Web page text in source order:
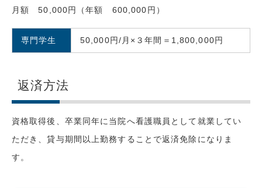
月額 50,000円（年額 600,000円）
専門学生 50,000円/月×３年間＝1,800,000円
返済方法
資格取得後、卒業同年に当院へ看護職員として就業してい
ただき、貸与期間以上勤務することで返済免除になりま
す。